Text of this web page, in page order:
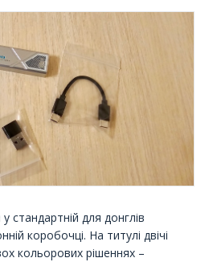
стандартній для донглів
коробочці. На титулі двічі
кольорових рішеннях –